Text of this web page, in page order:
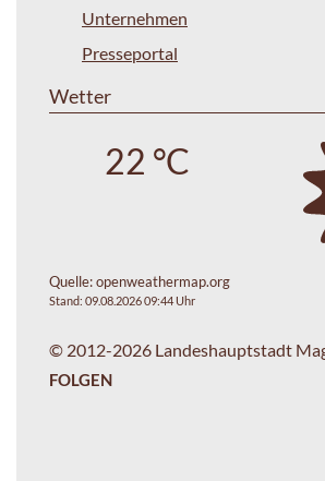
Unternehmen
Presseportal
Wetter
22 °C
Quelle:openweathermap.org
Stand: 09.08.2026 09:44 Uhr
© 2012-2026 Landeshauptstadt
FOLGEN